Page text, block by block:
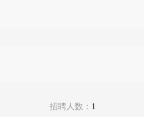
招聘人数： 1